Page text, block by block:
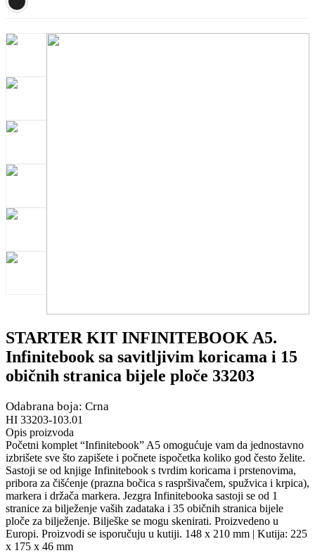
STARTER KIT INFINITEBOOK A5.
Infinitebook sa savitljivim koricama i 15
običnih stranica bijele ploče 33203
Odabrana boja: Crna
HI 33203-103.01
Opis proizvoda
Početni komplet “Infinitebook” A5 omogućuje vam da jednostavno
izbrišete sve što zapišete i počnete ispočetka koliko god često želite.
Sastoji se od knjige Infinitebook s tvrdim koricama i prstenovima,
pribora za čišćenje (prazna bočica s raspršivačem, spužvica i krpica),
markera i držača markera. Jezgra Infinitebooka sastoji se od 1
stranice za bilježenje vaših zadataka i 35 običnih stranica bijele
ploče za bilježenje. Bilješke se mogu skenirati. Proizvedeno u
Europi. Proizvodi se isporučuju u kutiji. 148 x 210 mm | Kutija: 225
x 175 x 46 mm